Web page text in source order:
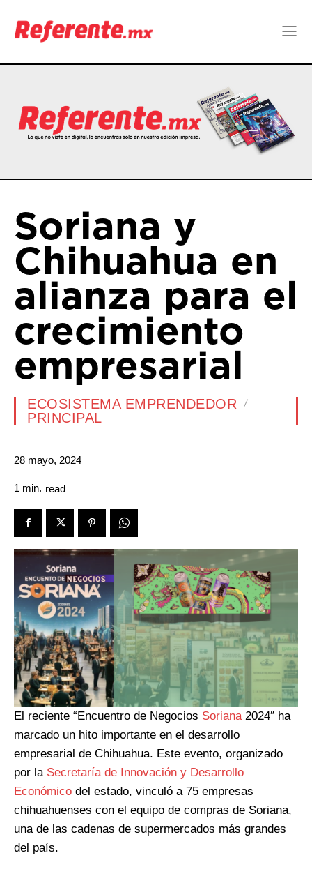
Soriana y
Chihuahua en
alianza para el
crecimiento
empresarial
ECOSISTEMA EMPRENDEDOR
PRINCIPAL
28 mayo, 2024
1 min. read
El reciente “Encuentro de Negocios Soriana2024″ ha
marcado un hito importante en el desarrollo
empresarial de Chihuahua. Este evento, organizado
por la Secretaría de Innovación y Desarrollo
Económico del estado, vinculó a 75 empresas
chihuahuenses con el equipo de compras de Soriana,
una de las cadenas de supermercados más grandes
del país.